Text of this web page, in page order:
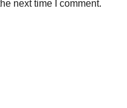
next time I comment.